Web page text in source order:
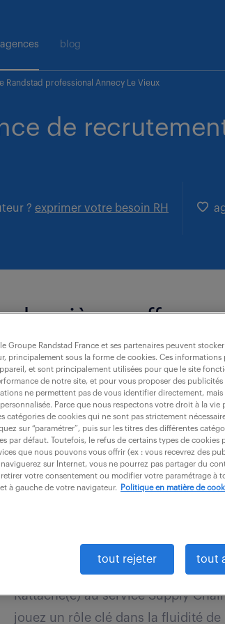
blog
Randstad professional Annecy Le Vieux
de
? exprimer votre besoin RH
dernières offres -
recevoir les offres par mail
APPROVISIONNEUR -
30 000 - 40 000 € / an
Rattaché(e) au service Supply
jouez un rôle clé dans la fluidité
Groupe Randstad France et ses partenaires peuvent
principalement sous la forme de cookies. Ces informations
et sont principalement utilisées pour que le site
de notre site, et pour vous proposer des publicités
ne permettent pas de vous identifier directement,
Parce que nous respectons votre droit à la vie
catégories de cookies qui ne sont pas strictement
sur “paramétrer”, puis sur les titres des différentes
par défaut. Toutefois, le refus de certains types de cookies
que nous pouvons vous offrir (ex : vous recevrez des
sur Internet, vous ne pourrez pas partager du
retirer votre consentement ou modifier votre paramétrage à
à gauche de votre navigateur.
Politique en matière de
tout rejeter tout